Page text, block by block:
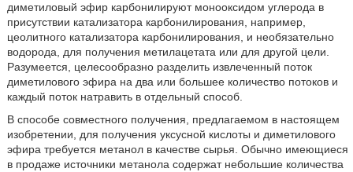
диметиловый эфир карбонилируют монооксидом углерода в
присутствии катализатора карбонилирования, например,
цеолитного катализатора карбонилирования, и необязательно
водорода, для получения метилацетата или для другой цели.
Разумеется, целесообразно разделить извлеченный поток
диметилового эфира на два или большее количество потоков и
каждый поток натравить в отдельный способ.
В способе совместного получения, предлагаемом в настоящем
изобретении, для получения уксусной кислоты и диметилового
эфира требуется метанол в качестве сырья. Обычно имеющиеся
в продаже источники метанола содержат небольшие количества